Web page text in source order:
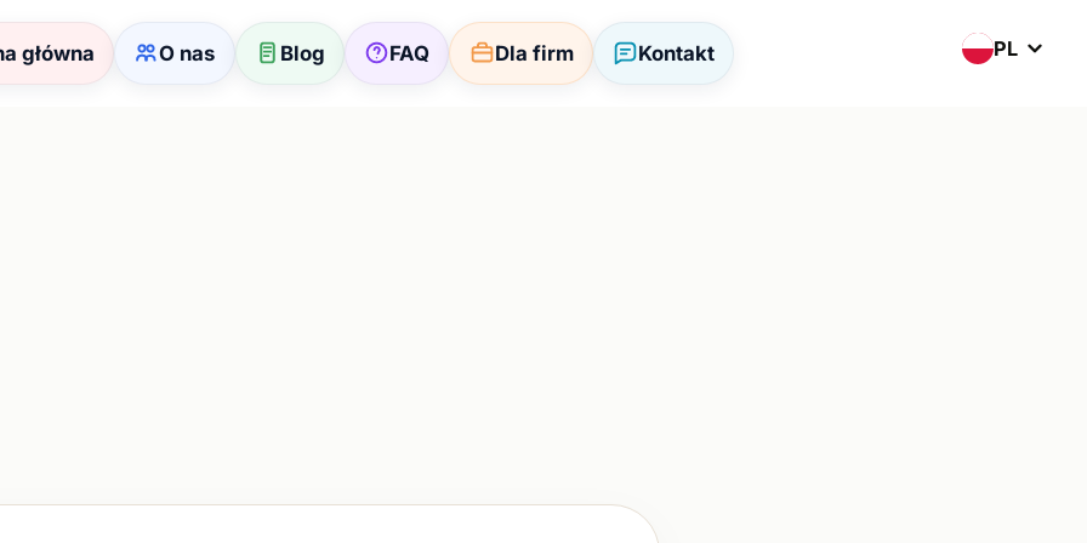
główna O nas Blog FAQ Dla firm Kontakt PL